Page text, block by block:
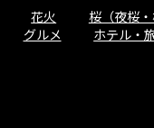
花火
桜（夜桜・
グルメ ホテル・